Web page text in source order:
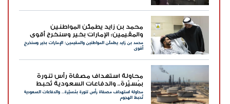
محمد بن زايد يطمئن المواطنين
والمقيمين: الإمارات بخير وسنخرج أقوى
محمد بن زايد يطمئن المواطنين والمقيمين: الإمارات بخير وسنخرج
أقوى
محاولة استهداف مصفاة رأس تنورة
بمُسيّرة.. والدفاعات السعودية تُحبط
الهجوم
محاولة استهداف مصفاة رأس تنورة بمُسيّرة.. والدفاعات السعودية
تُحبط الهجوم